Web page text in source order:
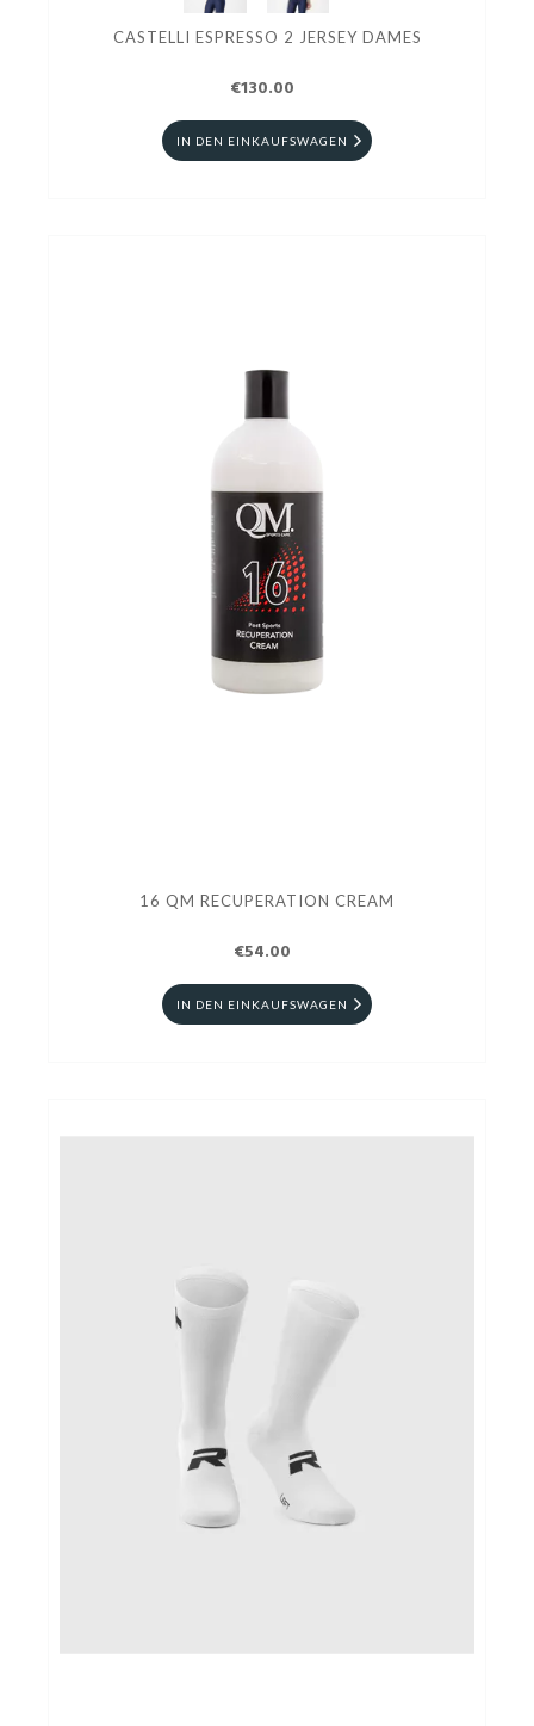
CASTELLI ESPRESSO 2 JERSEY DAMES
€130.00
IN DEN EINKAUFSWAGEN
16 QM RECUPERATION CREAM
€54.00
IN DEN EINKAUFSWAGEN